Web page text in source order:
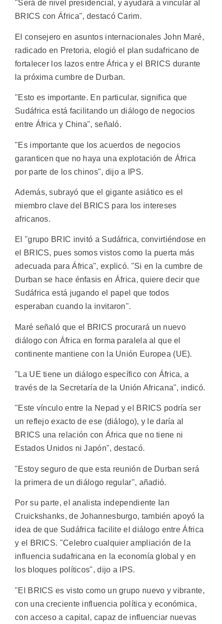
"Será de nivel presidencial, y ayudará a vincular al
BRICS con África", destacó Carim.
El consejero en asuntos internacionales John Maré,
radicado en Pretoria, elogió el plan sudafricano de
fortalecer los lazos entre África y el BRICS durante
la próxima cumbre de Durban.
"Esto es importante. En particular, significa que
Sudáfrica está facilitando un diálogo de negocios
entre África y China", señaló.
"Es importante que los acuerdos de negocios
garanticen que no haya una explotación de África
por parte de los chinos", dijo a IPS.
Además, subrayó que el gigante asiático es el
miembro clave del BRICS para los intereses
africanos.
El "grupo BRIC invitó a Sudáfrica, convirtiéndose en
el BRICS, pues somos vistos como la puerta más
adecuada para África", explicó. "Si en la cumbre de
Durban se hace énfasis en África, quiere decir que
Sudáfrica está jugando el papel que todos
esperaban cuando la invitaron".
Maré señaló que el BRICS procurará un nuevo
diálogo con África en forma paralela al que el
continente mantiene con la Unión Europea (UE).
"La UE tiene un diálogo específico con África, a
través de la Secretaría de la Unión Africana", indicó.
"Este vínculo entre la Nepad y el BRICS podría ser
un reflejo exacto de ese (diálogo), y le daría al
BRICS una relación con África que no tiene ni
Estados Unidos ni Japón", destacó.
"Estoy seguro de que esta reunión de Durban será
la primera de un diálogo regular", añadió.
Por su parte, el analista independiente Ian
Cruickshanks, de Johannesburgo, también apoyó la
idea de que Sudáfrica facilite el diálogo entre África
y el BRICS. "Celebro cualquier ampliación de la
influencia sudafricana en la economía global y en
los bloques políticos", dijo a IPS.
"El BRICS es visto como un grupo nuevo y vibrante,
con una creciente influencia política y económica,
con acceso a capital, capaz de influenciar nuevas